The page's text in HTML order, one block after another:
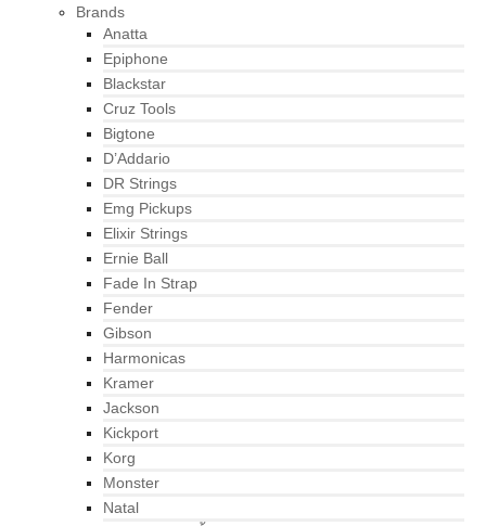
Brands
Anatta
Epiphone
Blackstar
Cruz Tools
Bigtone
D’Addario
DR Strings
Emg Pickups
Elixir Strings
Ernie Ball
Fade In Strap
Fender
Gibson
Harmonicas
Kramer
Jackson
Kickport
Korg
Monster
Natal